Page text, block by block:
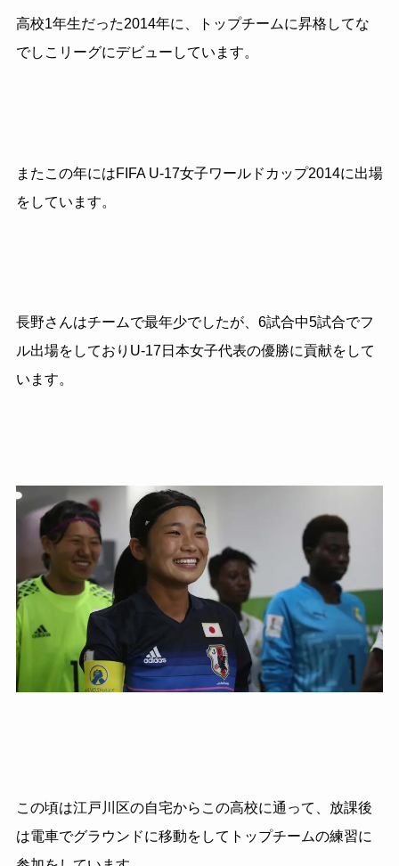
高校1年生だった2014年に、トップチームに昇格してな
でしこリーグにデビューしています。
またこの年にはFIFA U-17女子ワールドカップ2014に出場
をしています。
長野さんはチームで最年少でしたが、6試合中5試合でフ
ル出場をしておりU-17日本女子代表の優勝に貢献をして
います。
この頃は江戸川区の自宅からこの高校に通って、放課後
は電車でグラウンドに移動をしてトップチームの練習に